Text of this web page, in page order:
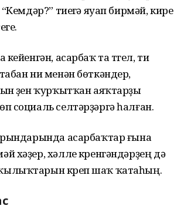
тиеүгә яуап бирмәй, кире
асарбаҡ та түгел, ти
ни менән бөткәндер,
үҙен ҡурҡытҡан аяҡтарҙы
социаль селтәрҙәргә һалған.
асарбаҡтар ғына
хәҙер, хәлле күренгәндәрҙең дә
күреп шаҡ ҡатаһың.